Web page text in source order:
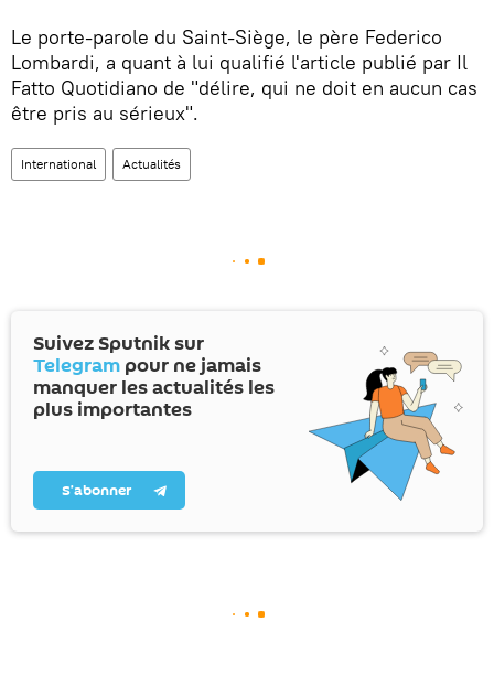
Le porte-parole du Saint-Siège, le père Federico
Lombardi, a quant à lui qualifié l'article publié par Il
Fatto Quotidiano de "délire, qui ne doit en aucun cas
être pris au sérieux".
International Actualités
Suivez Sputnik sur
Telegram pour ne jamais
manquer les actualités les
plus importantes
S’abonner